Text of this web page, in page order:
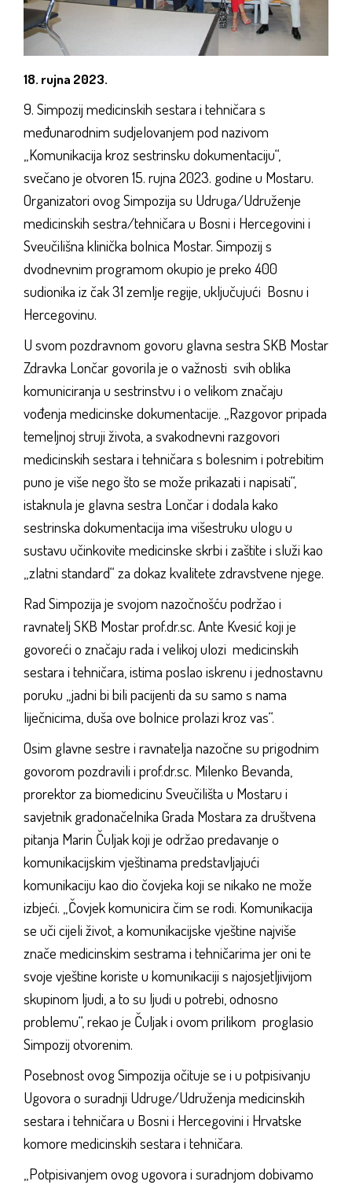
18. rujna 2023.
9. Simpozij medicinskih sestara i tehničara s
međunarodnim sudjelovanjem pod nazivom
„Komunikacija kroz sestrinsku dokumentaciju“,
svečano je otvoren 15. rujna 2023. godine u Mostaru.
Organizatori ovog Simpozija su Udruga/Udruženje
medicinskih sestra/tehničara u Bosni i Hercegovini i
Sveučilišna klinička bolnica Mostar. Simpozij s
dvodnevnim programom okupio je preko 400
sudionika iz čak 31 zemlje regije, uključujući Bosnu i
Hercegovinu.
U svom pozdravnom govoru glavna sestra SKB Mostar
Zdravka Lončar govorila je o važnosti svih oblika
komuniciranja u sestrinstvu i o velikom značaju
vođenja medicinske dokumentacije. „Razgovor pripada
temeljnoj struji života, a svakodnevni razgovori
medicinskih sestara i tehničara s bolesnim i potrebitim
puno je više nego što se može prikazati i napisati“,
istaknula je glavna sestra Lončar i dodala kako
sestrinska dokumentacija ima višestruku ulogu u
sustavu učinkovite medicinske skrbi i zaštite i služi kao
„zlatni standard“ za dokaz kvalitete zdravstvene njege.
Rad Simpozija je svojom nazočnošću podržao i
ravnatelj SKB Mostar prof.dr.sc. Ante Kvesić koji je
govoreći o značaju rada i velikoj ulozi medicinskih
sestara i tehničara, istima poslao iskrenu i jednostavnu
poruku „jadni bi bili pacijenti da su samo s nama
liječnicima, duša ove bolnice prolazi kroz vas“.
Osim glavne sestre i ravnatelja nazočne su prigodnim
govorom pozdravili i prof.dr.sc. Milenko Bevanda,
prorektor za biomedicinu Sveučilišta u Mostaru i
savjetnik gradonačelnika Grada Mostara za društvena
pitanja Marin Čuljak koji je održao predavanje o
komunikacijskim vještinama predstavljajući
komunikaciju kao dio čovjeka koji se nikako ne može
izbjeći. „Čovjek komunicira čim se rodi. Komunikacija
se uči cijeli život, a komunikacijske vještine najviše
znače medicinskim sestrama i tehničarima jer oni te
svoje vještine koriste u komunikaciji s najosjetljivijom
skupinom ljudi, a to su ljudi u potrebi, odnosno
problemu“, rekao je Čuljak i ovom prilikom proglasio
Simpozij otvorenim.
Posebnost ovog Simpozija očituje se i u potpisivanju
Ugovora o suradnji Udruge/Udruženja medicinskih
sestara i tehničara u Bosni i Hercegovini i Hrvatske
komore medicinskih sestara i tehničara.
„Potpisivanjem ovog ugovora i suradnjom dobivamo